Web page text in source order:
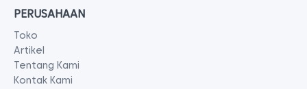
PERUSAHAAN
Toko
Artikel
Tentang Kami
Kontak Kami